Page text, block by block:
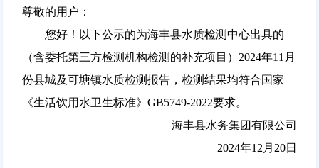
尊敬的用户：
您好！以下公示的为海丰县水质检测中心出具的
（含委托第三方检测机构检测的补充项目）2024年11月
份县城及可塘镇水质检测报告，检测结果均符合国家
《生活饮用水卫生标准》GB5749-2022要求。
海丰县水务集团有限公司
2024年12月20日